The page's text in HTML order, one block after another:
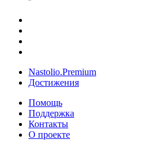
Nastolio.Premium
Достижения
Помощь
Поддержка
Контакты
О проекте